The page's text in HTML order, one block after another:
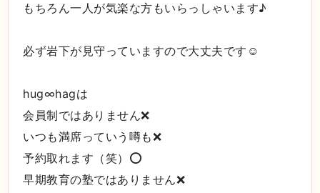
もちろん一人が気楽な方もいらっしゃいます♪
必ず岩下が見守っていますので大丈夫です☺️
hug∞hagは
会員制ではありません❌
いつも満席っていう噂も❌
予約取れます（笑）⭕️
早期教育の塾ではありません❌